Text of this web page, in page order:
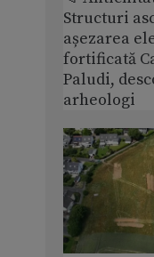
Structuri
așezarea
fortificată
Paludi,
arheologi